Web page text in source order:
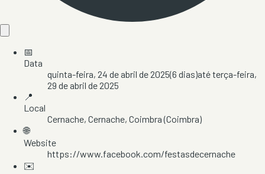
📅
Data
quinta-feira, 24 de abril de 2025(6 dias)atéterça-feira,
29 de abril de 2025
📍
Local
Cernache, Cernache, Coimbra(Coimbra)
🌐
Website
https://www.facebook.com/festasdecernache
✉️